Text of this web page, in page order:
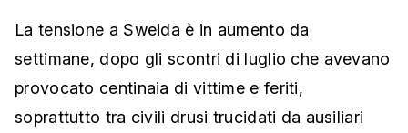
La tensione a Sweida è in aumento da
settimane, dopo gli scontri di luglio che avevano
provocato centinaia di vittime e feriti,
soprattutto tra civili drusi trucidati da ausiliari